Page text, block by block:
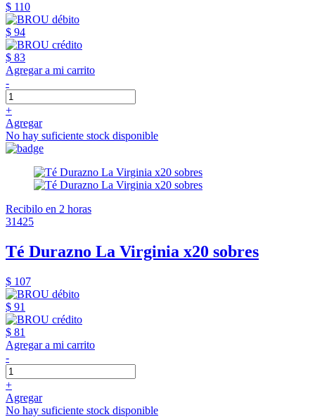
$ 110
$ 94
$ 83
Agregar a mi carrito
-
+
Agregar
No hay suficiente stock disponible
Recibilo en 2 horas
31425
Té Durazno La Virginia x20 sobres
$ 107
$ 91
$ 81
Agregar a mi carrito
-
+
Agregar
No hay suficiente stock disponible